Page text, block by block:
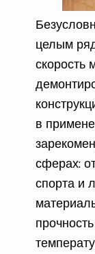
целым
скорость
в
сферах:
спорта и